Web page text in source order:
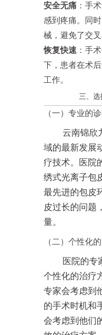
安全无痛 ：手
感到疼痛。同
械，避免了交叉
恢复快速 ：手
下，患者在术
工作。
三、选
（一）专业的
云南锦欣
域的最新发展
疗技术。医院
绣式光离子包
最先进的包皮
皮过长的问题
量。
（二）个性化
医院的专
个性化的治疗
专家会考虑到
的手术时机和
会考虑到他们